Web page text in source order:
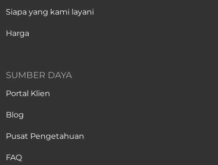
Siapa yang kami layani
Harga
SUMBER DAYA
Portal Klien
Blog
Pusat Pengetahuan
FAQ